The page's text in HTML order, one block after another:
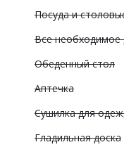
Посуда и
Все необходимое
Обеденный стол
Аптечка
Сушилка для
Гладильная доска